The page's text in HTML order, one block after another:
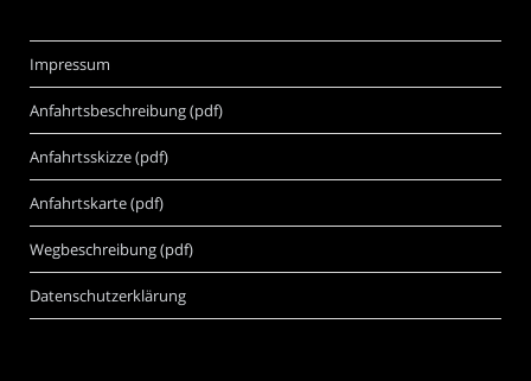
Impressum
Anfahrtsbeschreibung (pdf)
Anfahrtsskizze (pdf)
Anfahrtskarte (pdf)
Wegbeschreibung (pdf)
Datenschutzerklärung